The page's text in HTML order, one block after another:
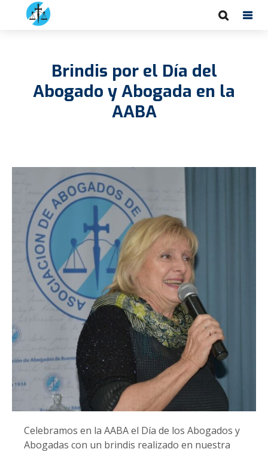
Brindis por el Día del
Abogado y Abogada en la
AABA
Celebramos en la AABA el Día de los Abogados y
Abogadas con un brindis realizado en nuestra